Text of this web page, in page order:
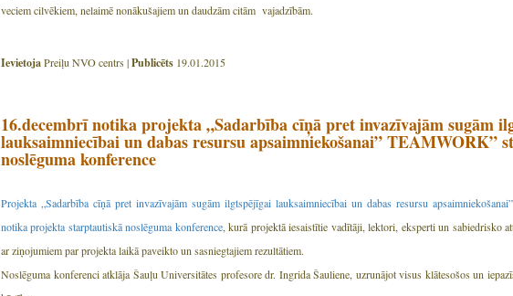
veciem cilvēkiem, nelaimē nonākušajiem un daudzām citām vajadzībām.
IevietojaPreiļu NVO centrs |Publicēts 19.01.2015
16.decembrī notika projekta „Sadarbība cīņā pret invazīvajām sugām
lauksaimniecībai un dabas resursu apsaimniekošanai” TEAMWORK”
noslēguma konference
Projekta „Sadarbība cīņā pret invazīvajām sugām ilgtspējīgai lauksaimniecībai un dabas resursu
notika projekta starptautiskā noslēguma konference, kurā projektā iesaistītie vadītāji, lektori, eksperti un sabiedrisko
ar ziņojumiem par projekta laikā paveikto un sasniegtajiem rezultātiem.
Noslēguma konferenci atklāja Šauļu Universitātes profesore dr. Ingrida Šauliene, uzrunājot visus klātesošos un